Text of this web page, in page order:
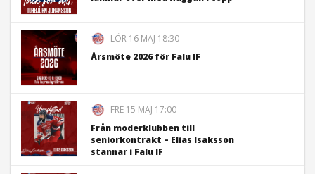
LÖR 16 MAJ 18:30
Årsmöte 2026 för Falu IF
FRE 15 MAJ 17:00
Från moderklubben till
seniorkontrakt – Elias Isaksson
stannar i Falu IF